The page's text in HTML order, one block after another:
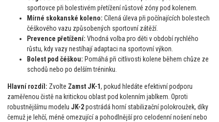
sportovce při bolestivém přetížení růstové zóny pod kolenem.
Mírné skokanské koleno: Cílená úleva při počínajících bolestech
čéškového vazu způsobených sportovní zátěží.
Prevence přetížení: Vhodná volba pro děti v období rychlého
růstu, kdy vazy nestíhají adaptaci na sportovní výkon.
Bolest pod čéškou: Pomáhá při citlivosti kolene během chůze ze
schodů nebo po delším tréninku.
Hlavní rozdíl: Zvolte Zamst JK-1, pokud hledáte efektivní podporu
zaměřenou čistě na kritickou oblast pod kolenním jablkem. Oproti
robustnějšímu modelu JK-2postrádá horní stabilizační polokroužek, díky
čemuž je lehčí, méně omezující a pohodlnější pro celodenní nošení nebo